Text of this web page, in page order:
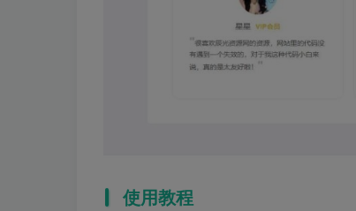
使用教程